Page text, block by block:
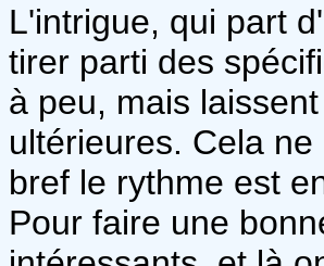
L'intrigue, qui part
tirer parti des
à peu, mais
ultérieures. Cela
bref le rythme est
Pour faire une